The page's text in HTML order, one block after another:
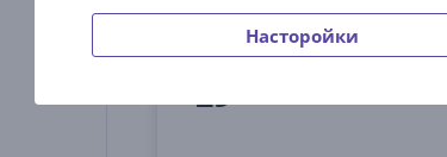
Насторойки
На складе
Цена:
29